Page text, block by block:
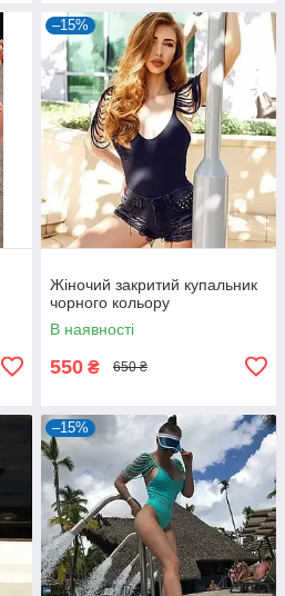
–15%
Жіночий закритий купальник
чорного кольору
В наявності
550 ₴ 650 ₴
–15%